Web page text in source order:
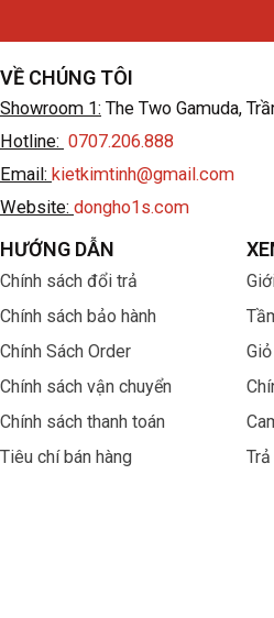
VỀ CHÚNG TÔI
Showroom 1: The Two Gamuda,
Hotline: 0707.206.888
Email: kietkimtinh@gmail.com
Website: dongho1s.com
HƯỚNG DẪN
Chính sách đổi trả
Chính sách bảo hành
Chính Sách Order
Chính sách vận chuyển
Chính sách thanh toán
Tiêu chí bán hàng